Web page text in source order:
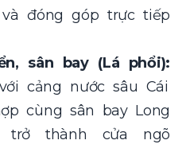
đóng góp trực tiếp
sân bay (Lá phổi):
cảng nước sâu Cái
cùng sân bay Long
trở thành cửa ngõ